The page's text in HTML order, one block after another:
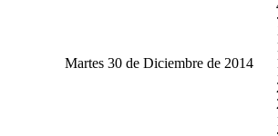
Martes 30 de Diciembre de 2014